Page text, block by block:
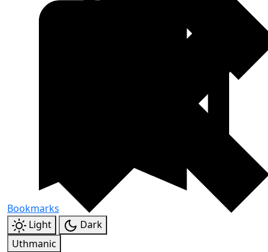
Bookmarks
Light
Dark
Uthmanic